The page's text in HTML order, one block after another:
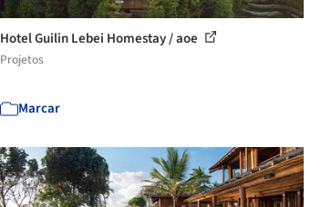
Hotel Guilin Lebei Homestay / aoe
Projetos
Marcar